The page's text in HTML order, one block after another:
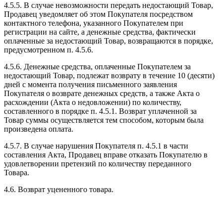
4.5.5. В случае невозможности передать недостающий Товар,
Продавец уведомляет об этом Покупателя посредством
контактного телефона, указанного Покупателем при
регистрации на сайте, а денежные средства, фактически
оплаченные за недостающий Товар, возвращаются в порядке,
предусмотренном п. 4.5.6.
4.5.6. Денежные средства, оплаченные Покупателем за
недостающий Товар, подлежат возврату в течение 10 (десяти)
дней с момента получения письменного заявления
Покупателя о возврате денежных средств, а также Акта о
расхождении (Акта о недовложении) по количеству,
составленного в порядке п. 4.5.1. Возврат уплаченной за
Товар суммы осуществляется тем способом, которым была
произведена оплата.
4.5.7. В случае нарушения Покупателя п. 4.5.1 в части
составления Акта, Продавец вправе отказать Покупателю в
удовлетворении претензий по количеству переданного
Товара.
4.6. Возврат уцененного товара.